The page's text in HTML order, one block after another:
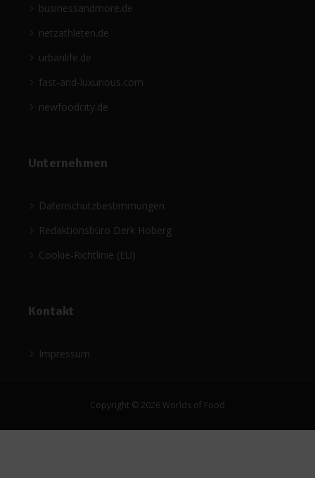
businessandmore.de
netzathleten.de
urbanlife.de
fast-and-luxurious.com
newfoodcity.de
Unternehmen
Datenschutzbestimmungen
Redaktionsbüro Derk Hoberg
Cookie-Richtlinie (EU)
Kontakt
Impressum
Copyright © 2026 Worlds of Food